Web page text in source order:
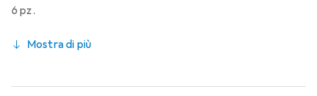
6 pz.
Mostra di più